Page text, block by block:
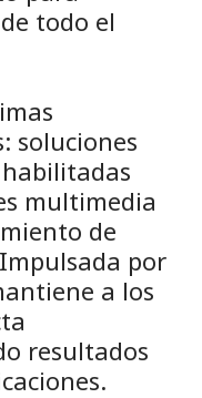
todo el
soluciones
multimedia
de
por
a los
resultados